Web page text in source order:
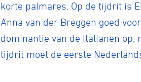
korte palmares. Op de tijdrit is
Anna van der Breggen goed
dominantie van de Italianen op,
tijdrit moet de eerste